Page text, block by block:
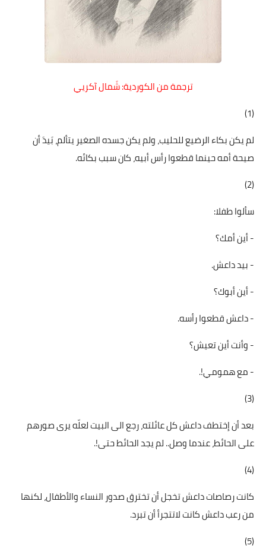
على مقام سبا
فيديوهات
أعداد جريدة سبا
ترجمة من الكوردية: شَمال آكريي
(1)
لم يكن بكاء الرضيع للحليب، ولم يكن جسده الصغير يتألم، بَيدَ أن
صيحة أمه حينما قطعوا رأس أبيه، كان سبب بكائه.
(2)
سألوا طفلا:
- أين أمك؟
- بيد داعش.
- أين أبوك؟
- داعش قطعوا رأسه.
- وأنت أين تعيش؟
- مع همومي!.
(3)
بعد أن إختطف داعش كل عائلته، رجع الى البيت لعلّه يرى صورهم
على الحائط، عندما وصل.. لم يجد الحائط حتى!.
(4)
كانت رصاصات داعش تخجل أن تخترق صدور النساء والأطفال، لكنها
من رعب داعش كانت لاتتجرأ أن تبرد.
(5)